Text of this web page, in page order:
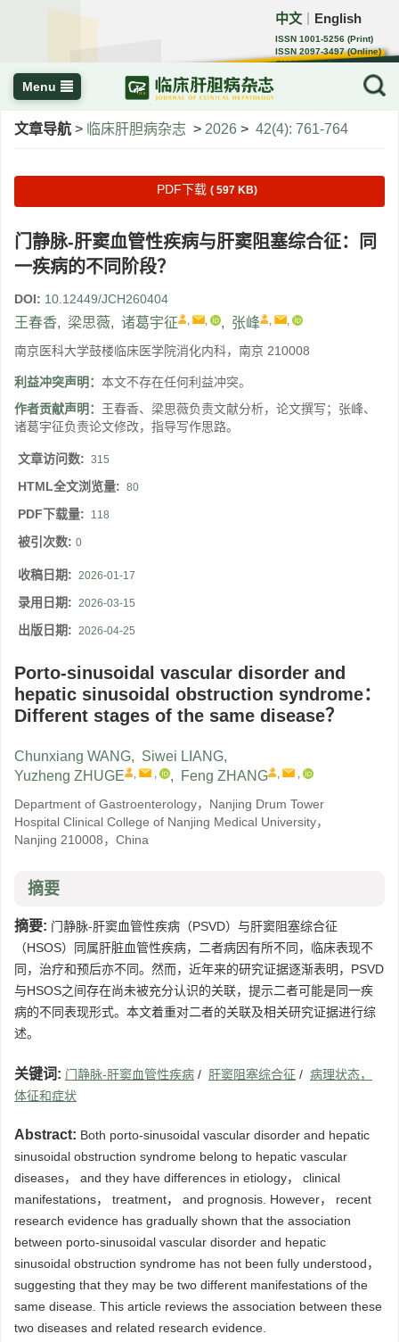
中文 English
ISSN 1001-5256 (Print)
ISSN 2097-3497 (Online)
CN 22-1108/R
Menu
文章导航 > 临床肝胆病杂志 > 2026 > 42(4): 761-764
PDF下载 ( 597 KB)
门静脉-肝窦血管性疾病与肝窦阻塞综合征：同
一疾病的不同阶段？
DOI: 10.12449/JCH260404
王春香, 梁思薇, 诸葛宇征 , , , 张峰 , ,
南京医科大学鼓楼临床医学院消化内科，南京 210008
利益冲突声明： 本文不存在任何利益冲突。
作者贡献声明： 王春香、梁思薇负责文献分析，论文撰写；张峰、
诸葛宇征负责论文修改，指导写作思路。
文章访问数: 315
HTML全文浏览量: 80
PDF下载量: 118
被引次数: 0
收稿日期: 2026-01-17
录用日期: 2026-03-15
出版日期: 2026-04-25
Porto-sinusoidal vascular disorder and
hepatic sinusoidal obstruction syndrome：
Different stages of the same disease？
Chunxiang WANG, Siwei LIANG,
Yuzheng ZHUGE
, , , Feng ZHANG , ,
Department of Gastroenterology，Nanjing Drum Tower
Hospital Clinical College of Nanjing Medical University，
Nanjing 210008，China
摘要
摘要: 门静脉-肝窦血管性疾病（PSVD）与肝窦阻塞综合征
（HSOS）同属肝脏血管性疾病，二者病因有所不同，临床表现不
同，治疗和预后亦不同。然而，近年来的研究证据逐渐表明，PSVD
与HSOS之间存在尚未被充分认识的关联，提示二者可能是同一疾
病的不同表现形式。本文着重对二者的关联及相关研究证据进行综
述。
关键词: 门静脉-肝窦血管性疾病 / 肝窦阻塞综合征 / 病理状态，
体征和症状
Abstract: Both porto-sinusoidal vascular disorder and hepatic
sinusoidal obstruction syndrome belong to hepatic vascular
diseases， and they have differences in etiology， clinical
manifestations， treatment， and prognosis. However， recent
research evidence has gradually shown that the association
between porto-sinusoidal vascular disorder and hepatic
sinusoidal obstruction syndrome has not been fully understood，
suggesting that they may be two different manifestations of the
same disease. This article reviews the association between these
two diseases and related research evidence.